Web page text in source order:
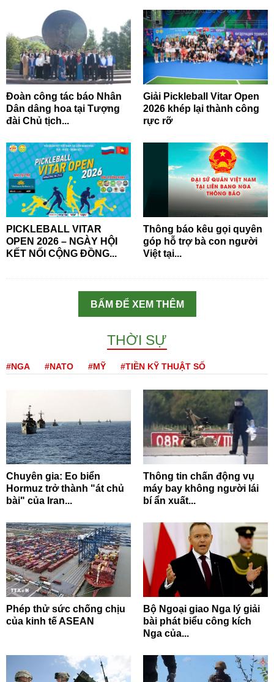
Đoàn công tác báo Nhân
Dân dâng hoa tại Tượng
đài Chủ tịch...
Giải Pickleball Vitar Open
2026 khép lại thành công
rực rỡ
PICKLEBALL VITAR
OPEN 2026 – NGÀY HỘI
KẾT NỐI CỘNG ĐỒNG...
Thông báo kêu gọi quyên
góp hỗ trợ bà con người
Việt tại...
BẤM ĐỂ XEM THÊM
THỜI SỰ
#NGA #NATO #MỸ #TIỀN KỸ THUẬT SỐ
Chuyên gia: Eo biển
Hormuz trở thành "át chủ
bài" của Iran...
Thông tin chấn động vụ
máy bay không người lái
bí ẩn xuất...
Phép thử sức chống chịu
của kinh tế ASEAN
Bộ Ngoại giao Nga lý giải
bài phát biểu công kích
Nga của...